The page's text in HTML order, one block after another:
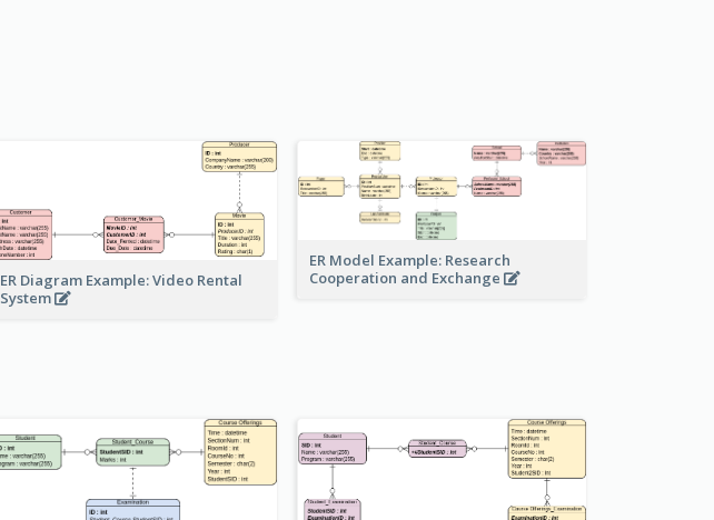
ER Diagram Example: Video Rental
System
ER Model Example: Research
Cooperation and Exchange